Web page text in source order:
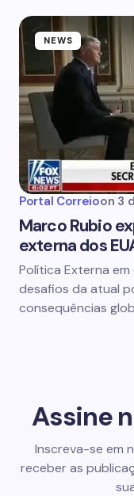
NEWS
Portal Correioon 3
Marco Rubio
externa dos
Política Externa
desafios da atual
consequências
Assine
Inscreva-se em
receber as